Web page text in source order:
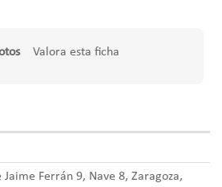
Valora esta ficha
Jaime Ferrán 9, Nave 8, Zaragoza,